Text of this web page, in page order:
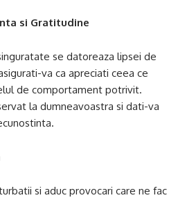
si Gratitudine
se datoreaza lipsei de
va ca apreciati ceea ce
de comportament potrivit.
la dumneavoastra si dati-va
si aduc provocari care ne fac